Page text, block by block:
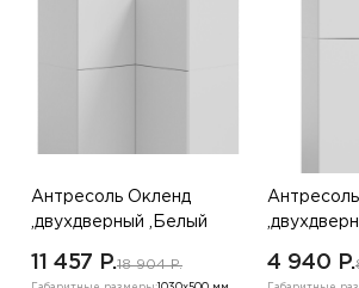
Антресоль Окленд
,двухдверный ,Белый
11 457 P.18 904 P. 4 940 P.